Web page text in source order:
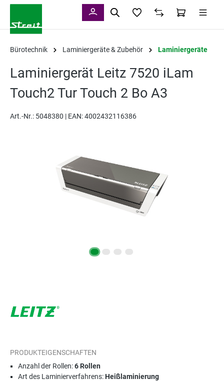
Bürotechnik Laminiergeräte & Zubehör Laminiergeräte
Laminiergerät Leitz 7520 iLam
Touch2 Tur Touch 2 Bo A3
Art.-Nr.: 5048380 | EAN: 4002432116386
PRODUKTEIGENSCHAFTEN
Anzahl der Rollen:6 Rollen
Art des Laminierverfahrens:Heißlaminierung